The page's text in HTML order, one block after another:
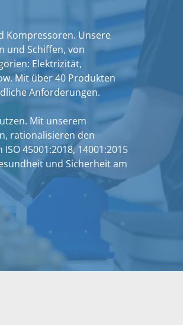
Kompressoren. Unsere
und Schiffen, von
Elektrizität,
Mit über 40 Produkten
Anforderungen.
Mit unserem
rationalisieren den
45001:2018, 14001:2015
und Sicherheit am